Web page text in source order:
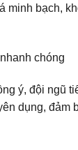
minh bạch,
chóng
ý, đội ngũ
dụng, đảm